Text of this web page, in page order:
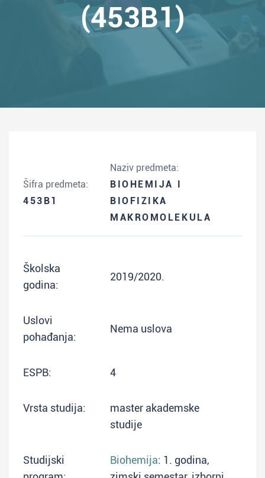
(453B1)
Šifra predmeta:
453B1
Naziv predmeta:
BIOHEMIJA I
BIOFIZIKA
MAKROMOLEKULA
Školska
godina:
2019/2020.
Uslovi
pohađanja:
Nema uslova
ESPB: 4
Vrsta studija:
master akademske
studije
Studijski
Biohemija: 1. godina,